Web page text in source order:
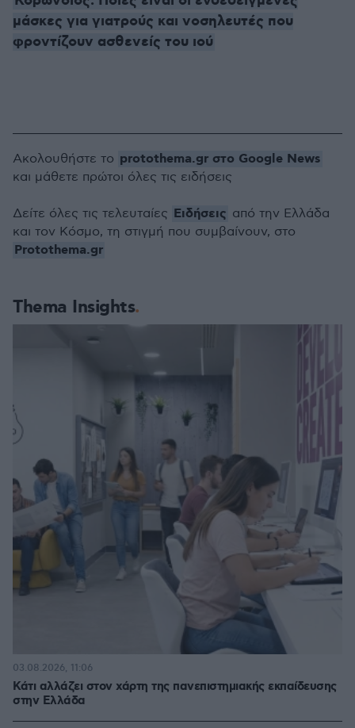
μάσκες για γιατρούς και νοσηλευτές που
φροντίζουν ασθενείς του ιού
Thema Insights
Κάτι αλλάζει στον χάρτη της πανεπιστημιακής εκπαίδευσης
στην Ελλάδα
03.08.2026, 11:06
Ακολουθήστε το protothema.gr στο Google News
και μάθετε πρώτοι όλες τις ειδήσεις
Δείτε όλες τις τελευταίες Ειδήσεις από την Ελλάδα
και τον Κόσμο, τη στιγμή που συμβαίνουν, στο
Protothema.gr